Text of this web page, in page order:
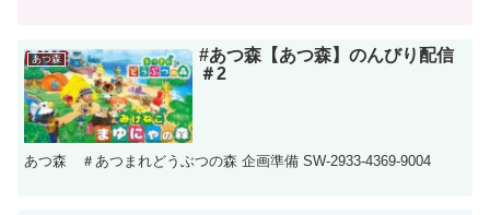
あつ森
#あつ森【あつ森】のんびり配信
＃2
あつ森 ＃あつまれどうぶつの森 企画準備 SW-2933-4369-9004